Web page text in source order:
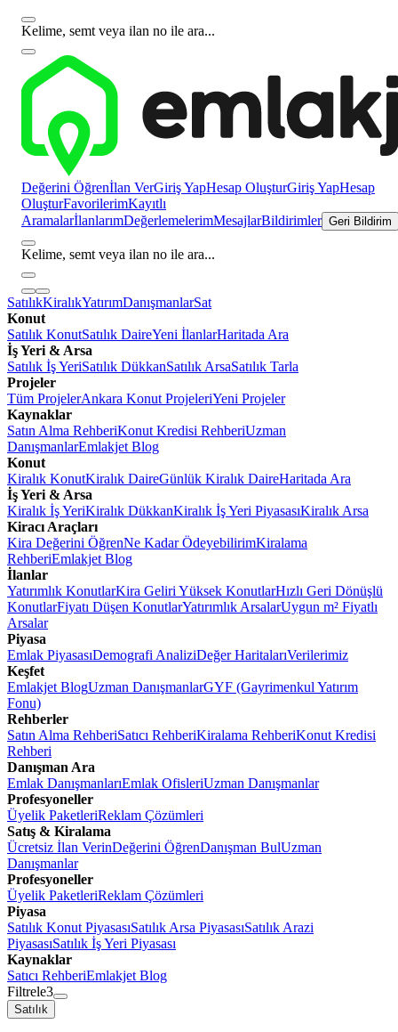
Kelime, semt veya ilan no ile ara...
Değerini Öğrenİlan VerGiriş YapHesap OluşturGiriş YapHesap
OluşturFavorilerimKayıtlı
AramalarİlanlarımDeğerlemelerimMesajlarBildirimler Geri Bildirim
Kelime, semt veya ilan no ile ara...
SatılıkKiralıkYatırımDanışmanlarSat
Konut
Satılık KonutSatılık DaireYeni İlanlarHaritada Ara
İş Yeri & Arsa
Satılık İş YeriSatılık DükkanSatılık ArsaSatılık Tarla
Projeler
Tüm ProjelerAnkara Konut ProjeleriYeni Projeler
Kaynaklar
Satın Alma RehberiKonut Kredisi RehberiUzman
DanışmanlarEmlakjet Blog
Konut
Kiralık KonutKiralık DaireGünlük Kiralık DaireHaritada Ara
İş Yeri & Arsa
Kiralık İş YeriKiralık DükkanKiralık İş Yeri PiyasasıKiralık Arsa
Kiracı Araçları
Kira Değerini ÖğrenNe Kadar ÖdeyebilirimKiralama
RehberiEmlakjet Blog
İlanlar
Yatırımlık KonutlarKira Geliri Yüksek KonutlarHızlı Geri Dönüşlü
KonutlarFiyatı Düşen KonutlarYatırımlık ArsalarUygun m² Fiyatlı
Arsalar
Piyasa
Emlak PiyasasıDemografi AnaliziDeğer HaritalarıVerilerimiz
Keşfet
Emlakjet BlogUzman DanışmanlarGYF (Gayrimenkul Yatırım
Fonu)
Rehberler
Satın Alma RehberiSatıcı RehberiKiralama RehberiKonut Kredisi
Rehberi
Danışman Ara
Emlak DanışmanlarıEmlak OfisleriUzman Danışmanlar
Profesyoneller
Üyelik PaketleriReklam Çözümleri
Satış & Kiralama
Ücretsiz İlan VerinDeğerini ÖğrenDanışman BulUzman
Danışmanlar
Profesyoneller
Üyelik PaketleriReklam Çözümleri
Piyasa
Satılık Konut PiyasasıSatılık Arsa PiyasasıSatılık Arazi
PiyasasıSatılık İş Yeri Piyasası
Kaynaklar
Satıcı RehberiEmlakjet Blog
Filtrele3
Satılık